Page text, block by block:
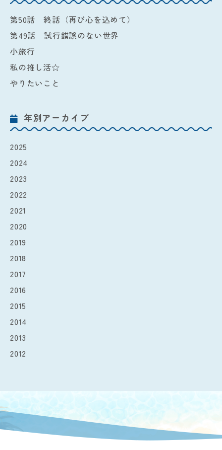
第50話 終話（再び心を込めて）
第49話 試行錯誤のない世界
小旅行
私の推し活☆
やりたいこと
年別アーカイブ
2025
2024
2023
2022
2021
2020
2019
2018
2017
2016
2015
2014
2013
2012